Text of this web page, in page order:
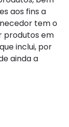
aos fins a
tem o
produtos em
inclui, por
ainda a